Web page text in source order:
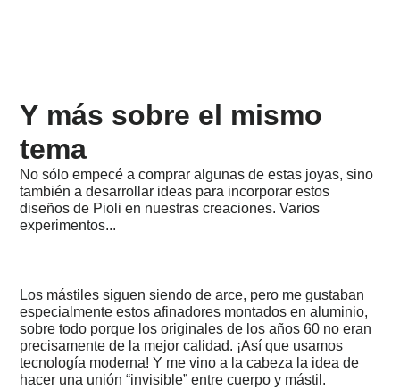
Mexico
-
Underberg
-
un
buen
consejo
1999
-
Stromboli
Trekking
2012
-
Y más sobre el mismo
tema
No sólo empecé a comprar algunas de estas joyas, sino
también a desarrollar ideas para incorporar estos
diseños de Pioli en nuestras creaciones. Varios
experimentos...
Los mástiles siguen siendo de arce, pero me gustaban
especialmente estos afinadores montados en aluminio,
sobre todo porque los originales de los años 60 no eran
precisamente de la mejor calidad. ¡Así que usamos
tecnología moderna! Y me vino a la cabeza la idea de
hacer una unión “invisible” entre cuerpo y mástil.